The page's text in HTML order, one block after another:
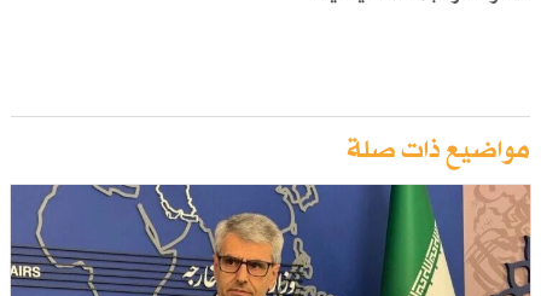
مواضيع ذات صلة